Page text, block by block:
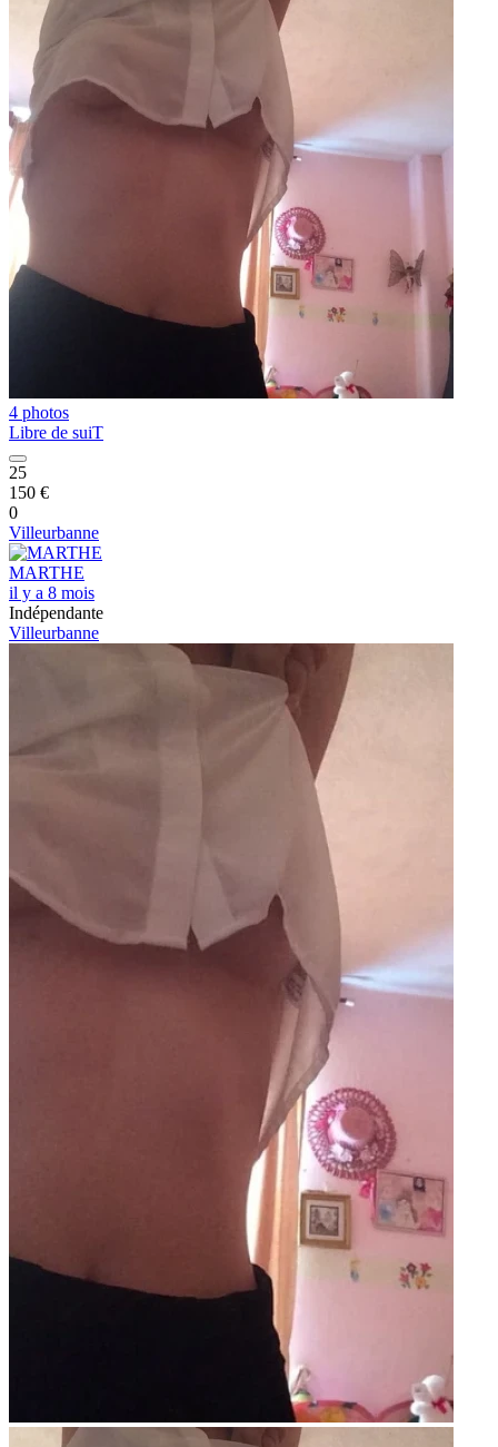
4 photos
Libre de suiT
25
150 €
0
Villeurbanne
MARTHE
il y a 8 mois
Indépendante
Villeurbanne